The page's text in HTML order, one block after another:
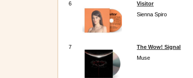
6
Visitor
Sienna Spiro
7
The Wow! Signal
Muse